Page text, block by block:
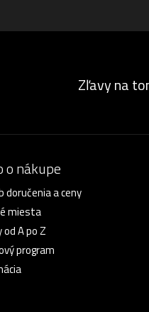
Zľavy na
o nákupe
doručenia a ceny
miesta
od A po Z
program